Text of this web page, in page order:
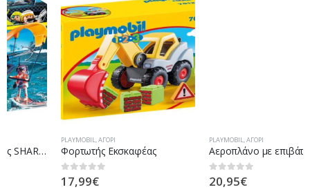
ΑΓΌΡΙ
Φορτωτής Εκσκαφέας
ΑΓΌΡΙ
Αεροπλάνο με επιβάτη